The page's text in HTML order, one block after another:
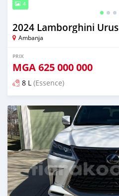
4
2024 Lamborghini Urus
Ambanja
PRIX
MGA625 000 000
8 L (Essence)
Publié il y a 5 mois